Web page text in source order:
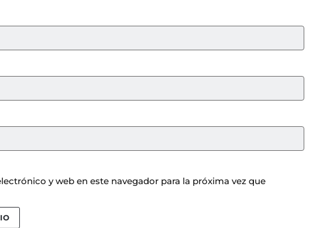
y web en este navegador para la próxima vez que